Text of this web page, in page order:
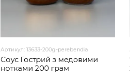
Артикул: 13633-200g-perebendia
Соус Гострий з медовими
нотками 200 грам